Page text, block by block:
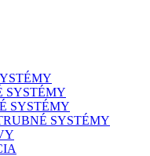
SYSTÉMY
SYSTÉMY
SYSTÉMY